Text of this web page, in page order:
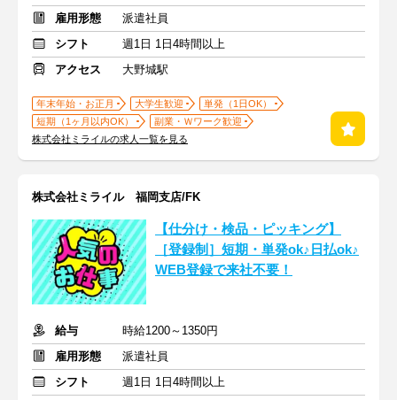
雇用形態
派遣社員
シフト
週1日 1日4時間以上
アクセス
大野城駅
年末年始・お正月 大学生歓迎
単発（1日OK）
短期（1ヶ月以内OK）
副業・Ｗワーク歓迎
株式会社ミライルの求人一覧を見る
株式会社ミライル 福岡支店/FK
【仕分け・検品・ピッキング】
［登録制］短期・単発ok♪日払ok♪
WEB登録で来社不要！
給与
時給1200～1350円
雇用形態
派遣社員
シフト
週1日 1日4時間以上